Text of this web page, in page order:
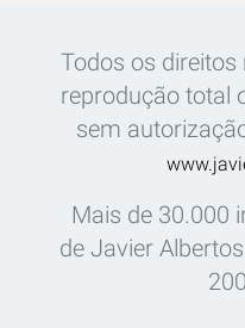
Todos os direitos
reprodução total
sem
Mais de 30.000
de Javier